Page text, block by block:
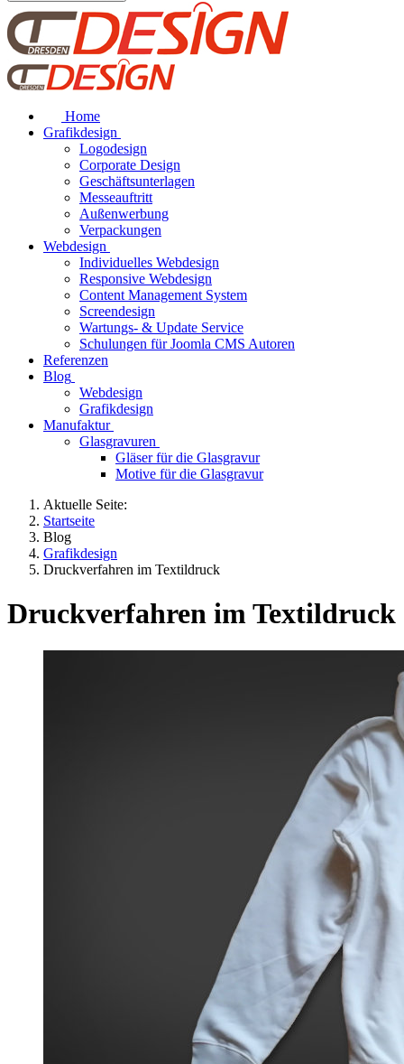
Home
Grafikdesign
Logodesign
Corporate Design
Geschäftsunterlagen
Messeauftritt
Außenwerbung
Verpackungen
Webdesign
Individuelles Webdesign
Responsive Webdesign
Content Management System
Screendesign
Wartungs- & Update Service
Schulungen für Joomla CMS Autoren
Referenzen
Blog
Webdesign
Grafikdesign
Manufaktur
Glasgravuren
Gläser für die Glasgravur
Motive für die Glasgravur
Aktuelle Seite:
Startseite
Blog
Grafikdesign
Druckverfahren im Textildruck
Druckverfahren im Textildruck